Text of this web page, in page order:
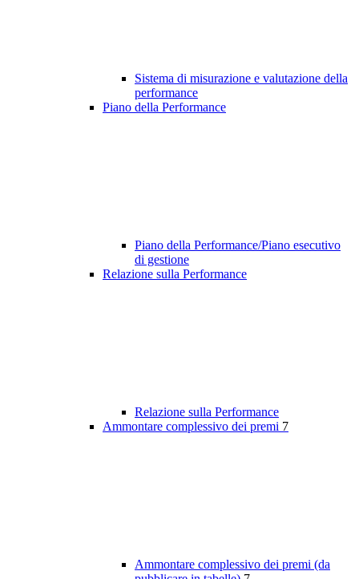
Sistema di misurazione e valutazione della
performance
Piano della Performance
Piano della Performance/Piano esecutivo
di gestione
Relazione sulla Performance
Relazione sulla Performance
Ammontare complessivo dei premi 7
Ammontare complessivo dei premi (da